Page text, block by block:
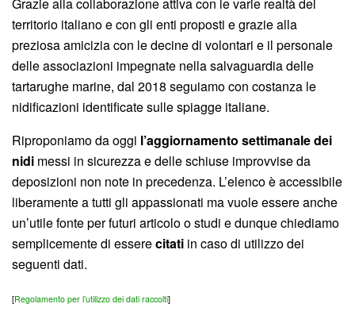
territorio italiano e con gli enti proposti e grazie alla
preziosa amicizia con le decine di volontari e il personale
delle associazioni impegnate nella salvaguardia delle
tartarughe marine, dal 2018 seguiamo con costanza le
nidificazioni identificate sulle spiagge italiane.
Riproponiamo da oggi l’aggiornamento settimanale dei
nidi messi in sicurezza e delle schiuse improvvise da
deposizioni non note in precedenza. L’elenco è accessibile
liberamente a tutti gli appassionati ma vuole essere anche
un’utile fonte per futuri articolo o studi e dunque chiediamo
semplicemente di esserecitati in caso di utilizzo dei
seguenti dati.
[Regolamento per l’utilizzo dei dati raccolti]